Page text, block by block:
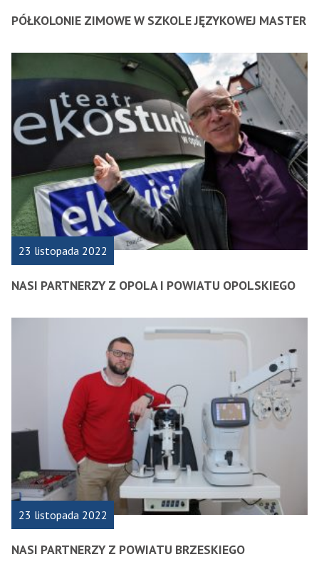
PÓŁKOLONIE ZIMOWE W SZKOLE JĘZYKOWEJ MASTER
23 listopada 2022
NASI PARTNERZY Z OPOLA I POWIATU OPOLSKIEGO
23 listopada 2022
NASI PARTNERZY Z POWIATU BRZESKIEGO